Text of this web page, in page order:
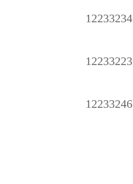
12233234
12233223
12233246